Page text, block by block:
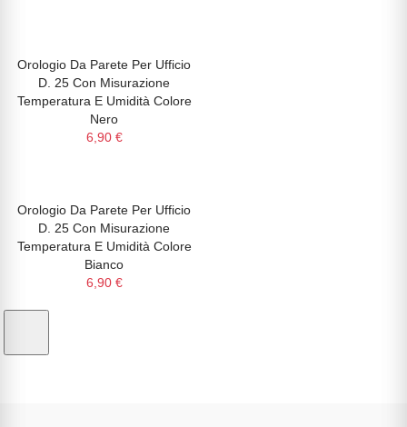
PRONTA CONSEGNA!
Orologio Da Parete Per Ufficio
D. 25 Con Misurazione
Temperatura E Umidità Colore
Nero
6,90 €
PRONTA CONSEGNA!
Orologio Da Parete Per Ufficio
D. 25 Con Misurazione
Temperatura E Umidità Colore
Bianco
6,90 €